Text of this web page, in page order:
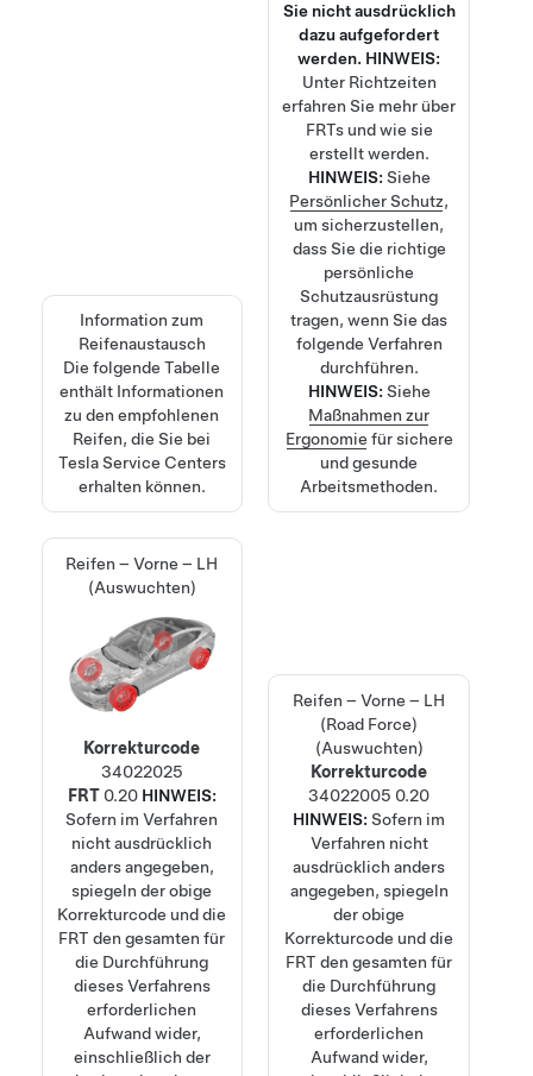
Information zum
Reifenaustausch
Die folgende Tabelle
enthält Informationen
zu den empfohlenen
Reifen, die Sie bei
Tesla Service Centers
erhalten können.
Sie nicht ausdrücklich
dazu aufgefordert
werden. HINWEIS:
Unter Richtzeiten
erfahren Sie mehr über
FRTs und wie sie
erstellt werden.
HINWEIS: Siehe
Persönlicher Schutz,
um sicherzustellen,
dass Sie die richtige
persönliche
Schutzausrüstung
tragen, wenn Sie das
folgende Verfahren
durchführen.
HINWEIS: Siehe
Maßnahmen zur
Ergonomie für sichere
und gesunde
Arbeitsmethoden.
Reifen – Vorne – LH
(Auswuchten)
Korrekturcode
34022025
FRT 0.20 HINWEIS:
Sofern im Verfahren
nicht ausdrücklich
anders angegeben,
spiegeln der obige
Korrekturcode und die
FRT den gesamten für
die Durchführung
dieses Verfahrens
erforderlichen
Aufwand wider,
einschließlich der
Reifen – Vorne – LH
(Road Force)
(Auswuchten)
Korrekturcode
34022005 0.20
HINWEIS:Sofern im
Verfahren nicht
ausdrücklich anders
angegeben, spiegeln
der obige
Korrekturcode und die
FRT den gesamten für
die Durchführung
dieses Verfahrens
erforderlichen
Aufwand wider,